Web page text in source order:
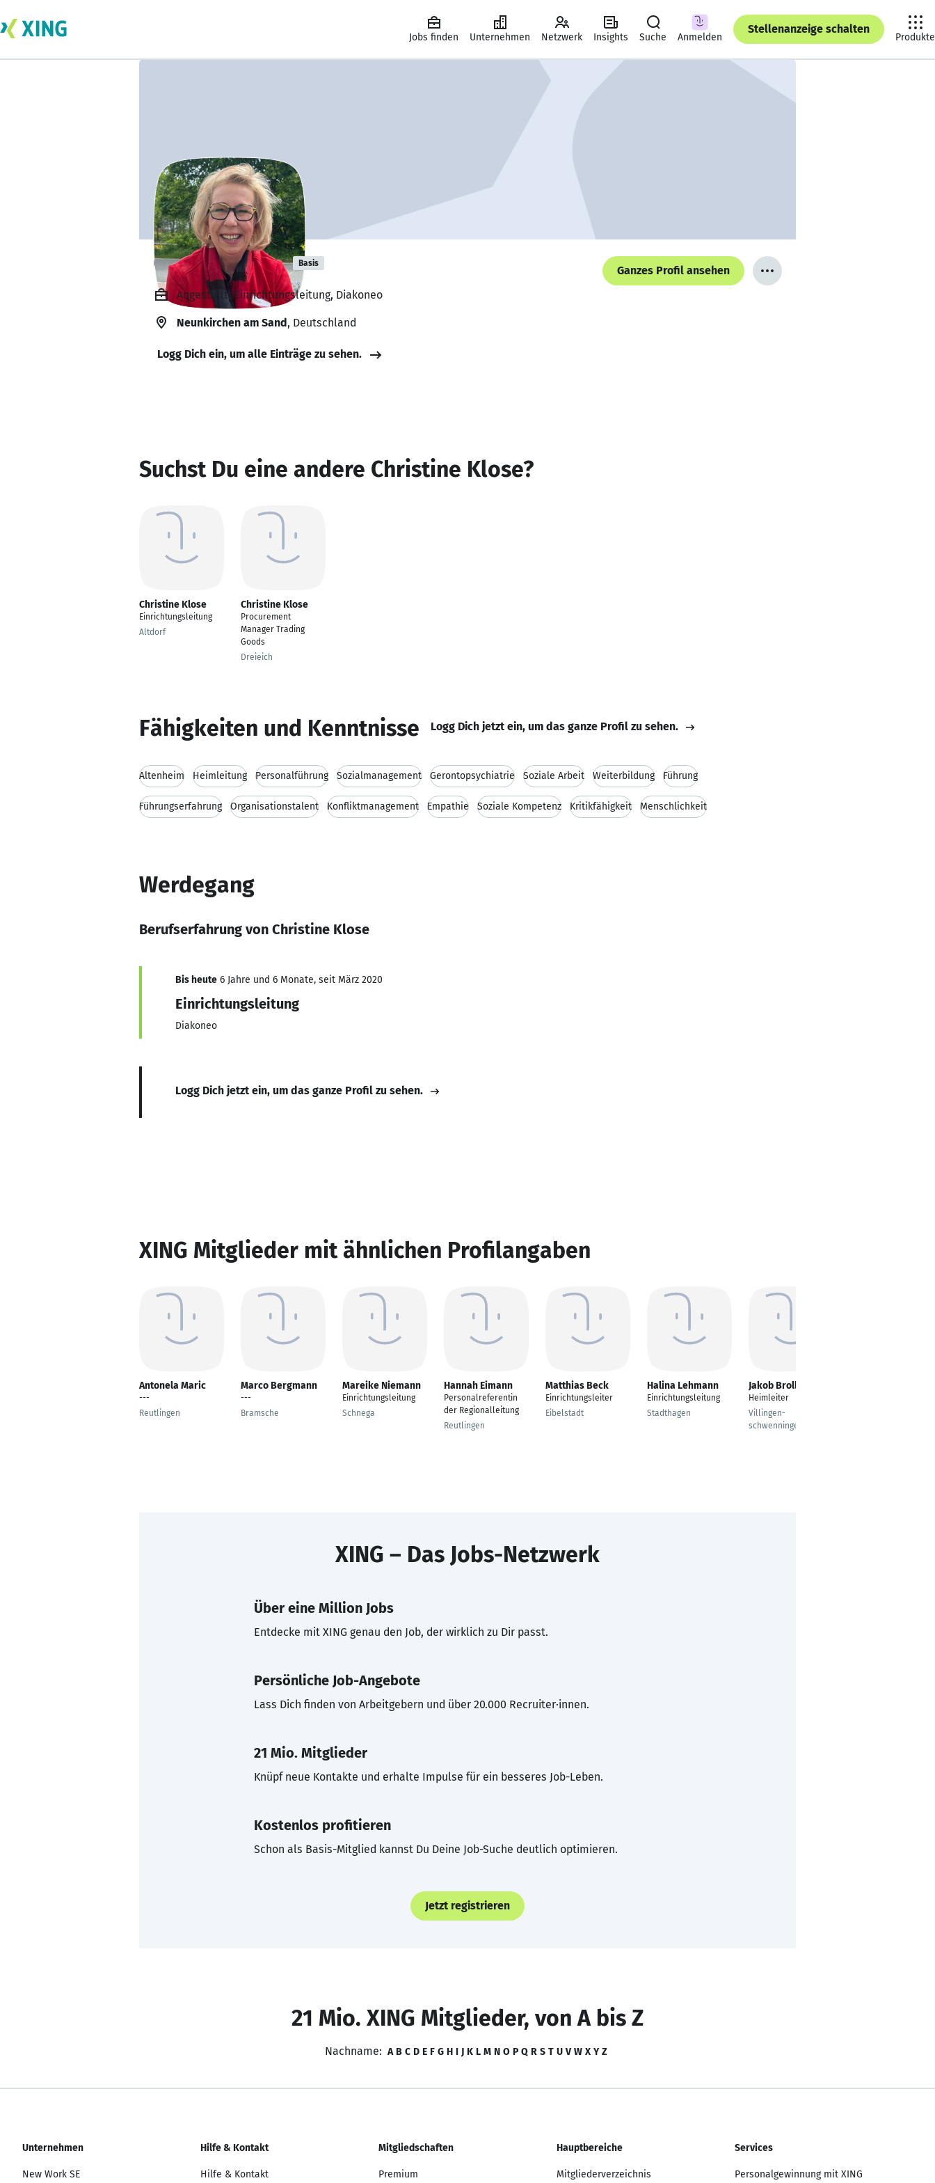
Jobs finden Unternehmen Netzwerk Insights Suche Anmelden
Stellenanzeige schalten
Produkte
Christine Klose Basis
Ganzes Profil ansehen
Angestellt, Einrichtungsleitung, Diakoneo
Neunkirchen am Sand, Deutschland
Logg Dich ein, um alle Einträge zu sehen.
Suchst Du eine andere Christine Klose?
Christine Klose
Einrichtungsleitung
Altdorf
Christine Klose
Procurement
Manager Trading
Goods
Dreieich
Fähigkeiten und Kenntnisse Logg Dich jetzt ein, um das ganze Profil zu sehen.
Altenheim Heimleitung Personalführung Sozialmanagement Gerontopsychiatrie Soziale Arbeit Weiterbildung Führung
Führungserfahrung Organisationstalent Konfliktmanagement Empathie Soziale Kompetenz Kritikfähigkeit Menschlichkeit
Werdegang
Berufserfahrung von Christine Klose
Bis heute 6 Jahre und 6 Monate, seit März 2020
Einrichtungsleitung
Diakoneo
Logg Dich jetzt ein, um das ganze Profil zu sehen.
XING Mitglieder mit ähnlichen Profilangaben
Antonela Maric
---
Reutlingen
Marco Bergmann
---
Bramsche
Mareike Niemann
Einrichtungsleitung
Schnega
Hannah Eimann
Personalreferentin
der Regionalleitung
Reutlingen
Matthias Beck
Einrichtungsleiter
Eibelstadt
Halina Lehmann
Einrichtungsleitung
Stadthagen
Jakob Broll
Heimleiter
Villingen-
schwenningen
XING – Das Jobs-Netzwerk
Über eine Million Jobs
Entdecke mit XING genau den Job, der wirklich zu Dir passt.
Persönliche Job-Angebote
Lass Dich finden von Arbeitgebern und über 20.000 Recruiter·innen.
21 Mio. Mitglieder
Knüpf neue Kontakte und erhalte Impulse für ein besseres Job-Leben.
Kostenlos profitieren
Schon als Basis-Mitglied kannst Du Deine Job-Suche deutlich optimieren.
Jetzt registrieren
21 Mio. XING Mitglieder, von A bis Z
Nachname: A B C D E F G H I J K L M N O P Q R S T U V W X Y Z
Unternehmen
New Work SE
Hilfe & Kontakt
Hilfe & Kontakt
Mitgliedschaften
Premium
Hauptbereiche
Mitgliederverzeichnis
Services
Personalgewinnung mit XING